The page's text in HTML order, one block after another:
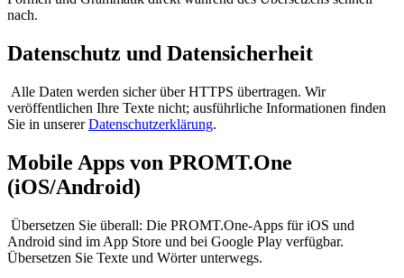
nach.
Datenschutz und Datensicherheit
Alle Daten werden sicher über HTTPS übertragen. Wir
veröffentlichen Ihre Texte nicht; ausführliche Informationen finden
Sie in unsererDatenschutzerklärung.
Mobile Apps von PROMT.One
(iOS/Android)
Übersetzen Sie überall: Die PROMT.One-Apps für iOS und
Android sind im App Store und bei Google Play verfügbar.
Übersetzen Sie Texte und Wörter unterwegs.